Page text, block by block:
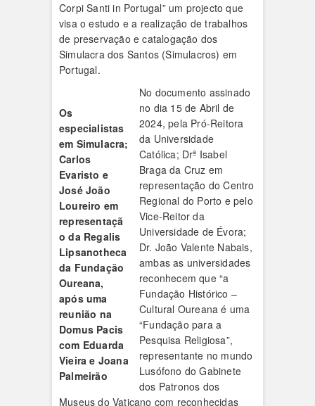
Corpi Santi in Portugal” um projecto que
visa o estudo e a realização de trabalhos
de preservação e catalogação dos
Simulacra dos Santos (Simulacros) em
Portugal.
Os
especialistas
em Simulacra;
Carlos
Evaristo e
José João
Loureiro em
representaçã
o da Regalis
Lipsanotheca
da Fundação
Oureana,
após uma
reunião na
Domus Pacis
com Eduarda
Vieira e Joana
Palmeirão
No documento assinado
no dia 15 de Abril de
2024, pela Pró-Reitora
da Universidade
Católica; Drª Isabel
Braga da Cruz em
representação do Centro
Regional do Porto e pelo
Vice-Reitor da
Universidade de Évora;
Dr. João Valente Nabais,
ambas as universidades
reconhecem que “a
Fundação Histórico –
Cultural Oureana é uma
“Fundação para a
Pesquisa Religiosa”,
representante no mundo
Lusófono do Gabinete
dos Patronos dos
Museus do Vaticano com reconhecidas